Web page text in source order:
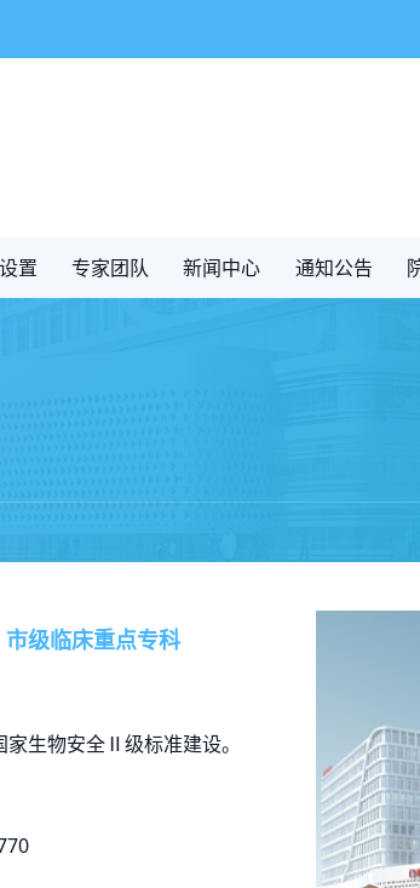
置 专家团队 新闻中心 通知公告
市级临床重点专科
生物安全Ⅱ级标准建设。